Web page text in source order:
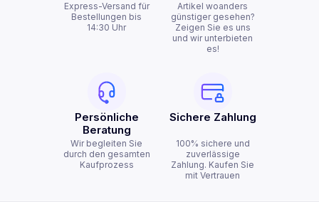
Express-Versand für
Bestellungen bis
14:30 Uhr
Artikel woanders
günstiger gesehen?
Zeigen Sie es uns
und wir unterbieten
es!
Persönliche
Beratung
Wir begleiten Sie
durch den gesamten
Kaufprozess
Sichere Zahlung
100% sichere und
zuverlässige
Zahlung. Kaufen Sie
mit Vertrauen